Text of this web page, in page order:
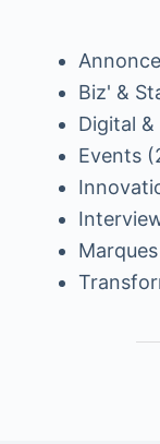
Biz' &
Digital &
Events
Marques